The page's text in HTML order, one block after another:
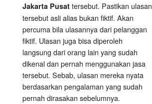
Jakarta Pusat tersebut. Pastikan ulasan
tersebut asli alias bukan fiktif. Akan
percuma bila ulasannya dari pelanggan
fiktif. Ulasan juga bisa diperoleh
langsung dari orang lain yang sudah
dikenal dan pernah menggunakan jasa
tersebut. Sebab, ulasan mereka nyata
berdasarkan pengalaman yang sudah
pernah dirasakan sebelumnya.